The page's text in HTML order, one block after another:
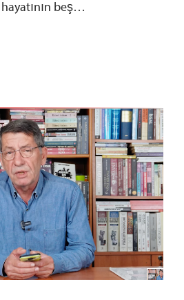
beş…